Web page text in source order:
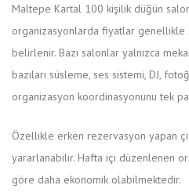
Maltepe Kartal 100 kişilik düğün
organizasyonlarda fiyatlar
belirlenir. Bazı salonlar yalnızca
bazıları süsleme, ses sistemi, DJ,
organizasyon koordinasyonunu tek
Özellikle erken rezervasyon yapan
yararlanabilir. Hafta içi düzenlenen
göre daha ekonomik olabilmektedir.